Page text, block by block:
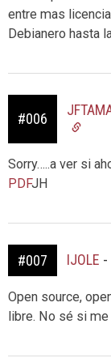
entre mas
Debianero hasta
#006
Sorry…..a ver si
PDFJH
#007 IJOLE -
Open source,
libre. No sé si